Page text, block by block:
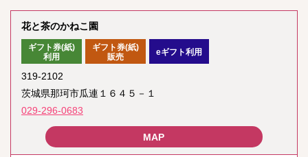
花と茶のかねこ園
ギフト券(紙)
利用
ギフト券(紙)
販売
eギフト利用
319-2102
茨城県那珂市瓜連１６４５－１
029-296-0683